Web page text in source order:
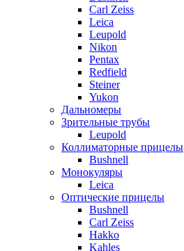
Carl Zeiss
Leica
Leupold
Nikon
Pentax
Redfield
Steiner
Yukon
Дальномеры
Зрительные трубы
Leupold
Коллиматорные прицелы
Bushnell
Монокуляры
Leica
Оптические прицелы
Bushnell
Carl Zeiss
Hakko
Kahles